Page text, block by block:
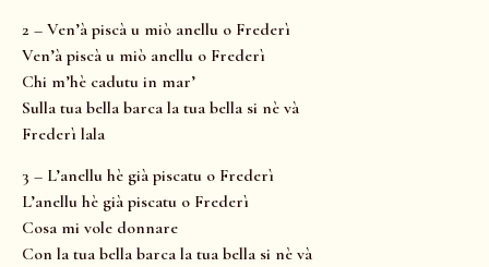
2 – Ven’à piscà u miò anellu o Frederì
Ven’à piscà u miò anellu o Frederì
Chi m’hè cadutu in mar’
Sulla tua bella barca la tua bella si nè và
Frederì lala
3 – L’anellu hè già piscatu o Frederì
L’anellu hè già piscatu o Frederì
Cosa mi vole donnare
Con la tua bella barca la tua bella si nè và